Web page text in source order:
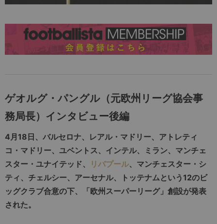
ゲオルグ・パングル（元欧州リーグ協会事
務局長）インタビュー後編
4月18日、バルセロナ、レアル・マドリー、アトレティ
コ・マドリー、ユベントス、インテル、ミラン、マンチェ
スター・ユナイテッド、
リバプール、マンチェスター・シ
ティ、チェルシー、アーセナル、トッテナムという12のビ
ッグクラブ合意の下、「欧州スーパーリーグ」創設が発表
された。